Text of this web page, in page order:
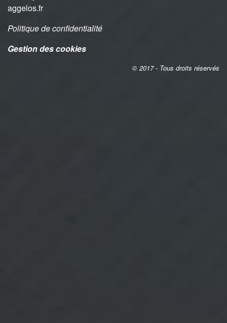
aggelos.fr
Politique de confidentialité
Gestion des cookies
© 2017 - Tous droits réservés